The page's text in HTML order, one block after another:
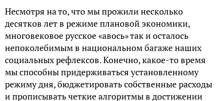
Несмотря на то, что мы прожили несколько
десятков лет в режиме плановой экономики,
многовековое русское «авось» так и осталось
непоколебимым в национальном багаже наших
социальных рефлексов. Конечно, какое-то время
мы способны придерживаться установленному
режиму дня, бюджетировать собственные расходы
и прописывать четкие алгоритмы в достижении